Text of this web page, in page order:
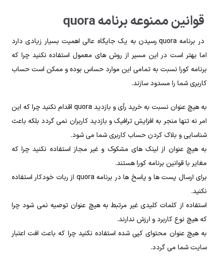
قوانین ممنوعه برنامه quora
در برنامه quora رسیدن به یک جایگاه عالی اهمیت بسیار زیادی دارد
اما بهتر است در این مسیر از روش‌ های معمول استفاده نکنید چرا که
برنامه کورا نسبت‌ به تمامی این موارد حساس بوده و ممکن است حساب
کاربری شما را مسدود سازند.
به‌ هیچ‌ عنوان نسبت‌ به خرید رأی و بازدید quora اقدام نکنید چرا که این
امر نه تنها منجر به افزایش ترافیک و بازدید کاربران نمی‌ گردد بلکه باعث
شناسایی و بلاک کردن حساب کاربری شما می‌ شود.
به‌ هیچ‌ عنوان از لینک‌ های مشکوک و غیر مجاز استفاده نکنید چرا که
مغایر با قوانین برنامه کورا هستند.
برای ارسال پست‌ ها و پاسخ‌ ها در برنامه quora از ربات خودکار استفاده
نکنید.
استفاده از کلمات کلیدی غیر مرتبط به‌ هیچ‌ عنوان توصیه نمی‌ شود چرا
که هیچ نوع کاربرد و ارزش ندارند.
به‌ هیچ‌ عنوان محتوای کپی شده استفاده نکنید چرا که باعث افت اعتبار
سایت شما می‌ گردد.